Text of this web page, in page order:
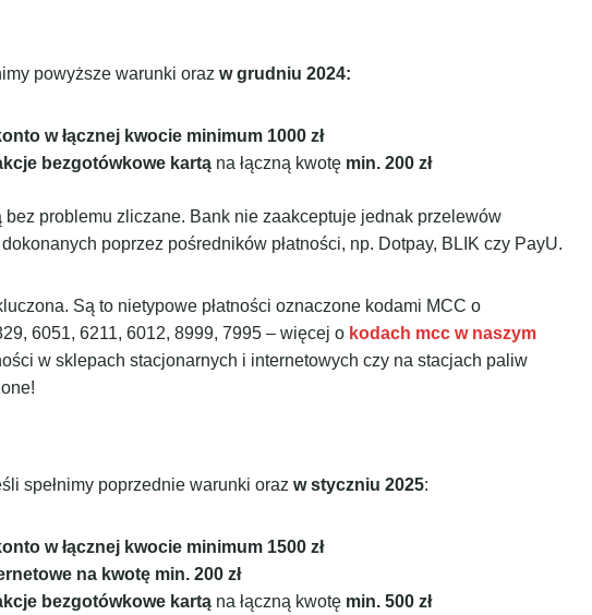
powyższe warunki oraz w grudniu 2024:
w łącznej kwocie minimum 1000 zł
bezgotówkowe kartą na łączną kwotę min. 200 zł
problemu zliczane. Bank nie zaakceptuje jednak przelewów
poprzez pośredników płatności, np. Dotpay, BLIK czy PayU.
Są to nietypowe płatności oznaczone kodami MCC o
6051, 6211, 6012, 8999, 7995 – więcej o kodach mcc w naszym
w sklepach stacjonarnych i internetowych czy na stacjach paliw
spełnimy poprzednie warunki oraz w styczniu 2025:
w łącznej kwocie minimum 1500 zł
na kwotę min. 200 zł
bezgotówkowe kartą na łączną kwotę min. 500 zł